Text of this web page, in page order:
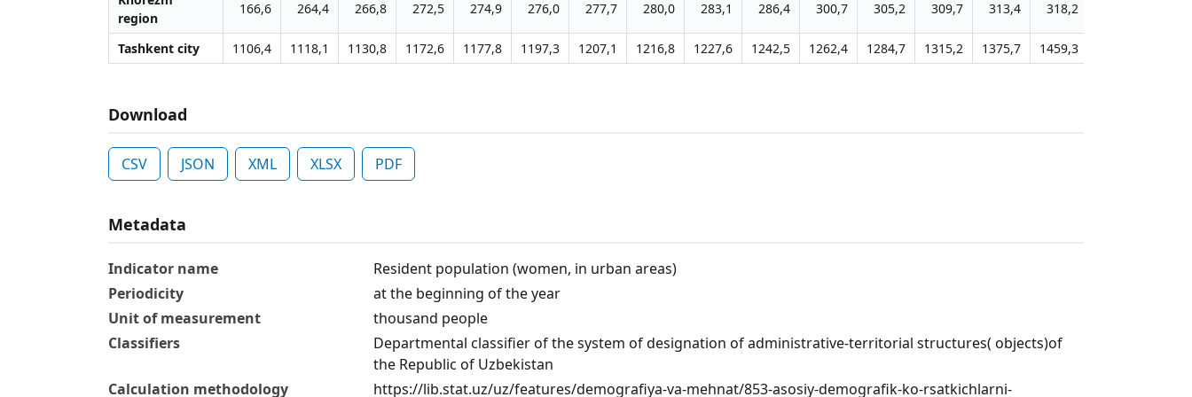
region
166,6 264,4 266,8 272,5 274,9 276,0 277,7 280,0 283,1 286,4 300,7 305,2 309,7 313,4 318,2
Tashkent city 1106,4 1118,1 1130,8 1172,6 1177,8 1197,3 1207,1 1216,8 1227,6 1242,5 1262,4 1284,7 1315,2 1375,7 1459,3
Download
CSV JSON XML XLSX PDF
Metadata
Indicator name
Resident population (women, in urban areas)
Periodicity
at the beginning of the year
Unit of measurement
thousand people
Classifiers
Departmental classifier of the system of designation of administrative-territorial structures( objects)of
the Republic of Uzbekistan
Calculation methodology
https://lib.stat.uz/uz/features/demografiya-va-mehnat/853-asosiy-demografik-ko-rsatkichlarni-